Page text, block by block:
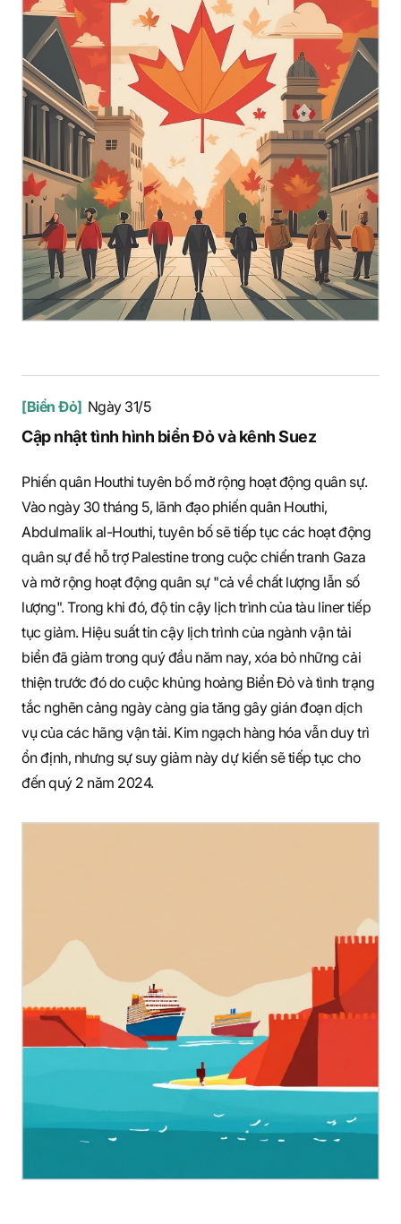
[Biển Đỏ] Ngày 31/5
Cập nhật tình hình biển Đỏ và kênh Suez
Phiến quân Houthi tuyên bố mở rộng hoạt động quân sự.
Vào ngày 30 tháng 5, lãnh đạo phiến quân Houthi,
Abdulmalik al-Houthi, tuyên bố sẽ tiếp tục các hoạt động
quân sự để hỗ trợ Palestine trong cuộc chiến tranh Gaza
và mở rộng hoạt động quân sự "cả về chất lượng lẫn số
lượng". Trong khi đó, độ tin cậy lịch trình của tàu liner tiếp
tục giảm. Hiệu suất tin cậy lịch trình của ngành vận tải
biển đã giảm trong quý đầu năm nay, xóa bỏ những cải
thiện trước đó do cuộc khủng hoảng Biển Đỏ và tình trạng
tắc nghẽn cảng ngày càng gia tăng gây gián đoạn dịch
vụ của các hãng vận tải. Kim ngạch hàng hóa vẫn duy trì
ổn định, nhưng sự suy giảm này dự kiến sẽ tiếp tục cho
đến quý 2 năm 2024.